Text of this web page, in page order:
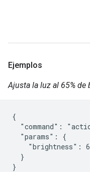
Ejemplos
Ajusta la luz al 65% de
{
"command":
  "params": {
"brightness":
  }
}